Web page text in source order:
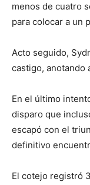
menos de cuatro
para colocar a un
Acto seguido,
castigo, anotando
En el último
disparo que
escapó con el
definitivo
El cotejo registró